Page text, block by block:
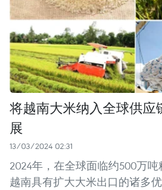
将越南大米纳入全球供应
展
13/03/2024 02:31
2024年，在全球面临约500万吨
越南具有扩大大米出口的诸多